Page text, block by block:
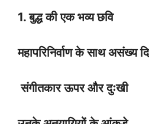
1. बुद्ध की एक भव्य
महापरिनिर्वाण के साथ असंख्य
संगीतकार ऊपर और दुःखी